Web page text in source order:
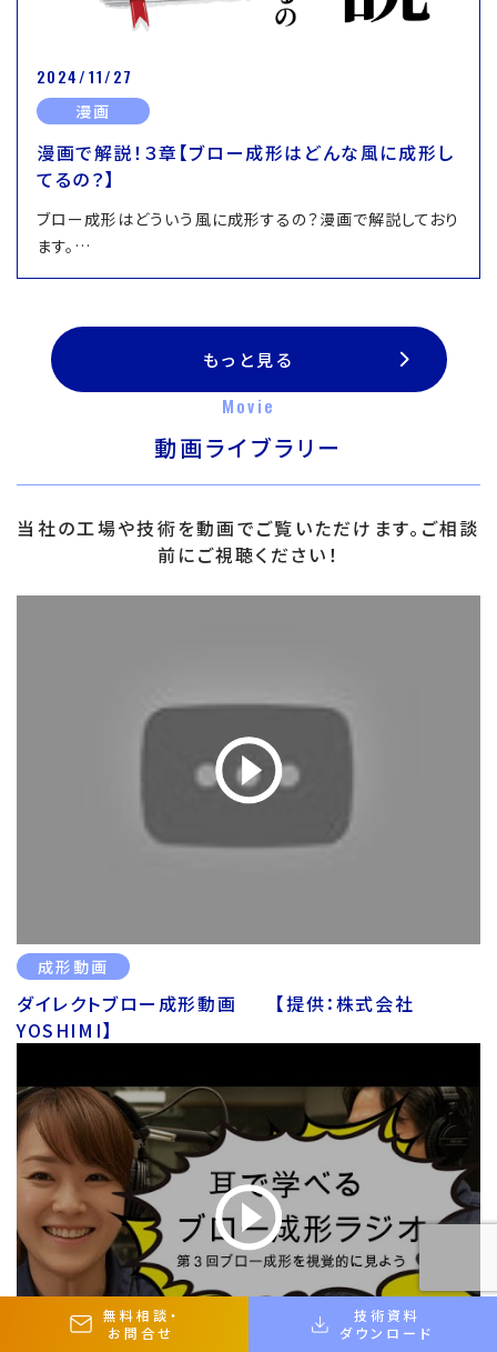
2024/11/27
漫画
漫画で解説！３章【ブロー成形はどんな風に成形し
てるの？】
ブロー成形はどういう風に成形するの？漫画で解説しており
ます。…
もっと見る
Movie
動画ライブラリー
当社の工場や技術を動画でご覧いただけます。ご相談
前にご視聴ください！
成形動画
ダイレクトブロー成形動画 【提供：株式会社
YOSHIMI】
無料相談 ・
お問合せ
技術資料
ダウンロード